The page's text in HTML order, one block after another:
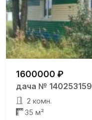
1600000 ₽
дача № 140253159
2 комн.
35 м²